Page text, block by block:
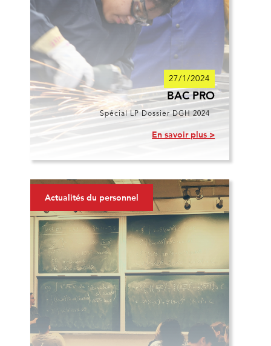
27/1/2024
BAC PRO
Spécial LP Dossier DGH 2024
En savoir plus >
Actualités du personnel